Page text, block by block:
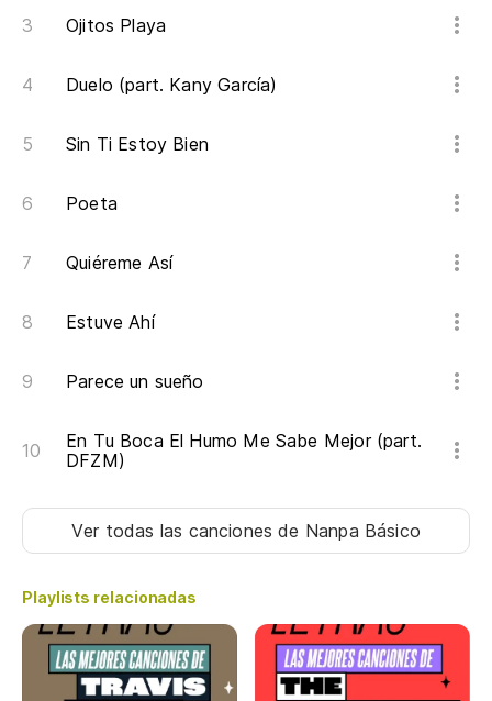
Ojitos Playa
Duelo (part. Kany García)
Sin Ti Estoy Bien
Poeta
Quiéreme Así
Estuve Ahí
Parece un sueño
En Tu Boca El Humo Me Sabe Mejor (part.
DFZM)
Ver todas las cancionesde Nanpa Básico
Playlists relacionadas